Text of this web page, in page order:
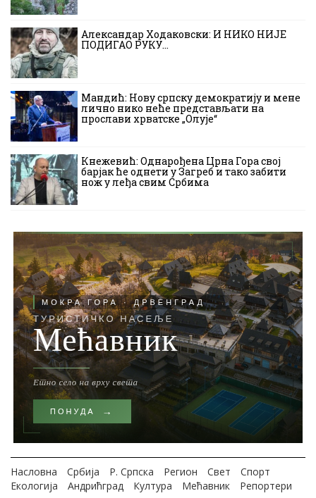
Александар Ходаковски: И НИКО НИЈЕ
ПОДИГАО РУКУ…
Мандић: Нову српску демократију и мене
лично нико неће представљати на
прослави хрватске „Олује“
Кнежевић: Однарођена Црна Гора свој
барјак ће однети у Загреб и тако забити
нож у леђа свим Србима
Насловна Србија Р. Српска Регион Свет
Спорт
Екологија
Андрићград Култура Мећавник Репортери